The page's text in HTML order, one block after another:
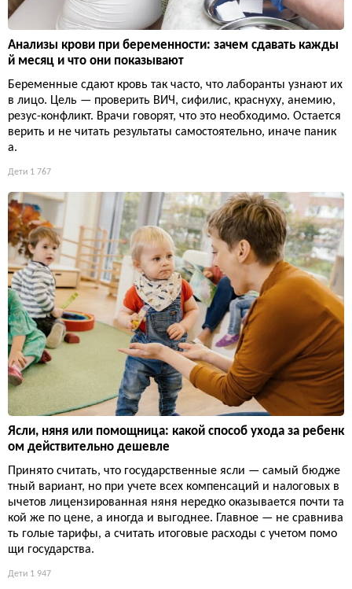
Анализы крови при беременности: зачем сдавать кажды
й месяц и что они показывают
Беременные сдают кровь так часто, что лаборанты узнают их
в лицо. Цель — проверить ВИЧ, сифилис, краснуху, анемию,
резус-конфликт. Врачи говорят, что это необходимо. Остается
верить и не читать результаты самостоятельно, иначе паник
а.
Дети 1 767
Ясли, няня или помощница: какой способ ухода за ребенк
ом действительно дешевле
Принято считать, что государственные ясли — самый бюдже
тный вариант, но при учете всех компенсаций и налоговых в
ычетов лицензированная няня нередко оказывается почти та
кой же по цене, а иногда и выгоднее. Главное — не сравнива
ть голые тарифы, а считать итоговые расходы с учетом помо
щи государства.
Дети 1 947